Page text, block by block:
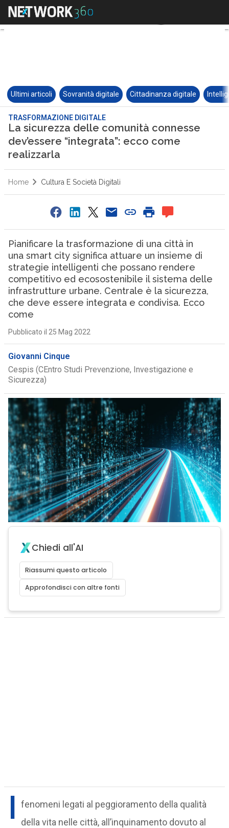
Ultimi articoli Sovranità digitale Cittadinanza digitale
TRASFORMAZIONE DIGITALE
La sicurezza delle comunità connesse
dev’essere “integrata”: ecco come
realizzarla
Home Cultura E Società Digitali
Pianificare la trasformazione di una città in
una smart city significa attuare un insieme di
strategie intelligenti che possano rendere
competitivo ed ecosostenibile il sistema delle
infrastrutture urbane. Centrale è la sicurezza,
che deve essere integrata e condivisa. Ecco
come
Pubblicato il 25 Mag 2022
Giovanni Cinque
Cespis (CEntro Studi Prevenzione, Investigazione e
Sicurezza)
Chiedi all'AI
Riassumi questo articolo
Approfondisci con altre fonti
I fenomeni legati al peggioramento della qualità
della vita nelle città, all’inquinamento dovuto al